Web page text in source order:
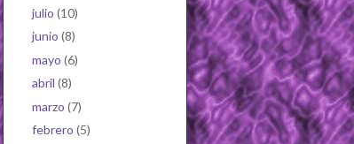
julio (10)
junio (8)
mayo (6)
abril (8)
marzo (7)
febrero (5)